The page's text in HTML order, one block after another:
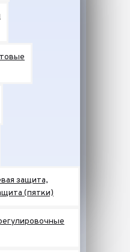
защита,
(пятки)